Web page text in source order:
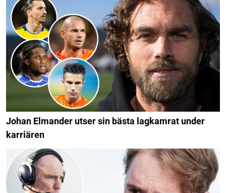
Johan Elmander utser sin bästa lagkamrat under
karriären